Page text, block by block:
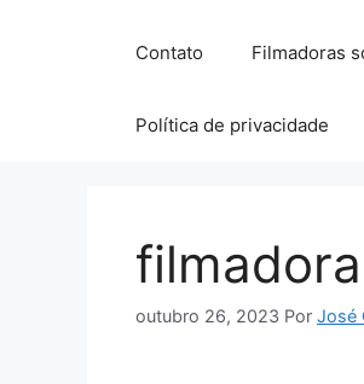
Contato Filmadoras
Política de privacidade
outubro 26, 2023 Por José